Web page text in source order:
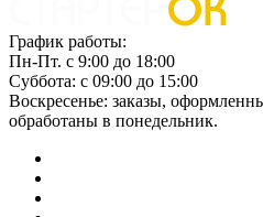
График работы:
Пн-Пт. с 9:00 до 18:00
Суббота: с 09:00 до 15:00
Воскресенье: заказы,
обработаны в понедельник.